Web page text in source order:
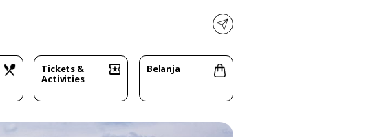
Tickets &
Activities
Belanja